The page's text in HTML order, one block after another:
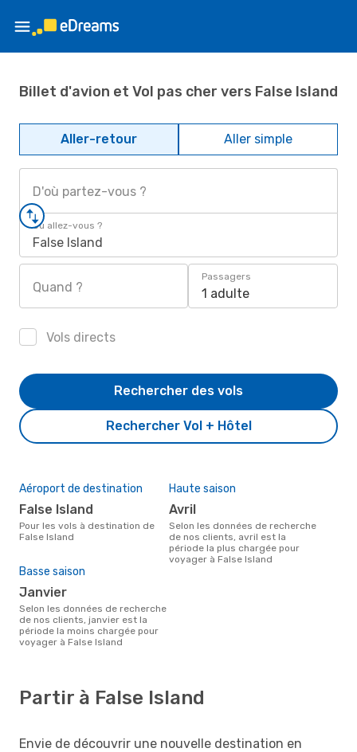
Billet d'avion et Vol pas cher vers False Island
Aller-retour Aller simple
D'où partez-vous ?
Où allez-vous ?
False Island
Quand ?
Passagers
1 adulte
Vols directs
Rechercher Vol + Hôtel
Rechercher des vols
Aéroport de destination
False Island
Pour les vols à destination de
False Island
Haute saison
avril
Selon les données de recherche
de nos clients, avril est la
période la plus chargée pour
voyager à False Island
Basse saison
janvier
Selon les données de recherche
de nos clients, janvier est la
période la moins chargée pour
voyager à False Island
Partir à False Island
Envie de découvrir une nouvelle destination en